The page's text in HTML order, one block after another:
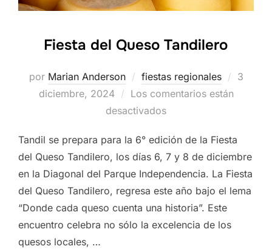
Fiesta del Queso Tandilero
por Marian Anderson fiestas regionales
3
diciembre, 2024
Los comentarios están
desactivados
Tandil se prepara para la 6° edición de la Fiesta
del Queso Tandilero, los días 6, 7 y 8 de diciembre
en la Diagonal del Parque Independencia. La Fiesta
del Queso Tandilero, regresa este año bajo el lema
“Donde cada queso cuenta una historia”. Este
encuentro celebra no sólo la excelencia de los
quesos locales, …